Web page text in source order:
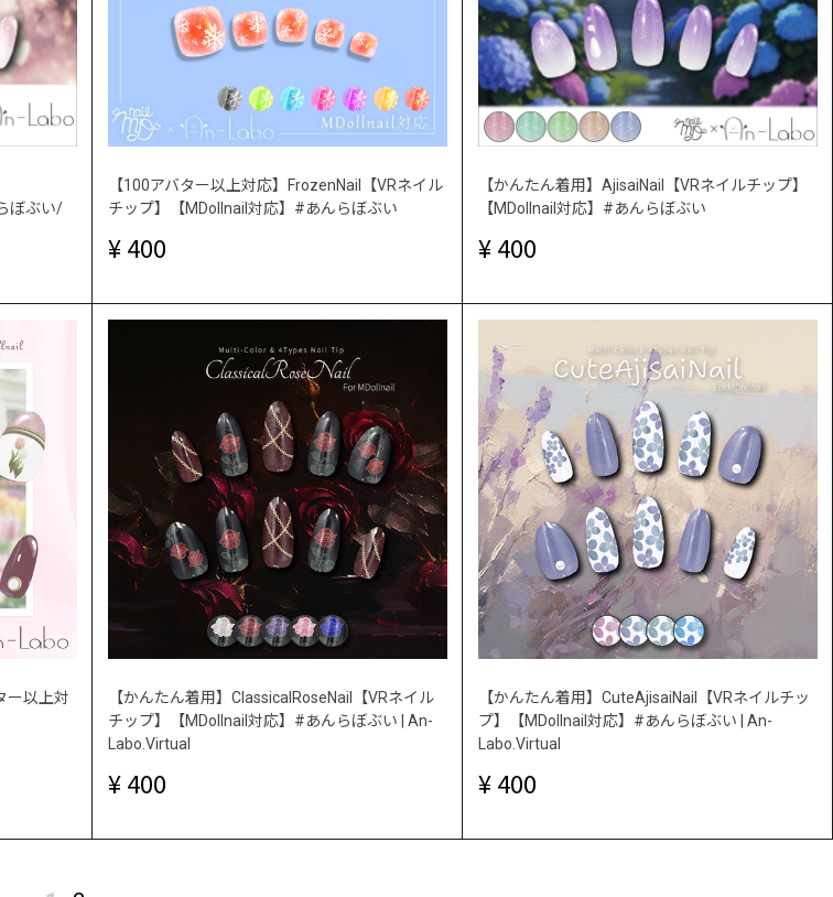
ぼぶい/
【100アバター以上対応】FrozenNail【VRネイル
チップ】【MDollnail対応】#あんらぼぶい
400
【かんたん着用】AjisaiNail【VRネイルチップ】
【MDollnail対応】#あんらぼぶい
400
ー以上対
【かんたん着用】ClassicalRoseNail【VRネイル
チップ】【MDollnail対応】#あんらぼぶい | An-
Labo.Virtual
400
【かんたん着用】CuteAjisaiNail【VRネイルチッ
プ】【MDollnail対応】#あんらぼぶい | An-
Labo.Virtual
400